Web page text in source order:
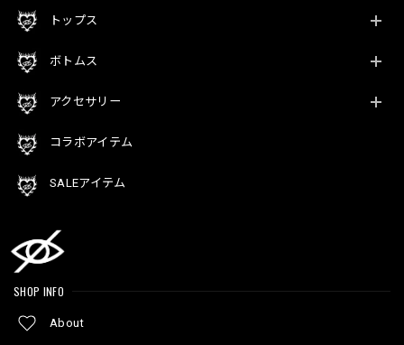
トップス
ボトムス
アクセサリー
コラボアイテム
SALEアイテム
SHOP INFO
About